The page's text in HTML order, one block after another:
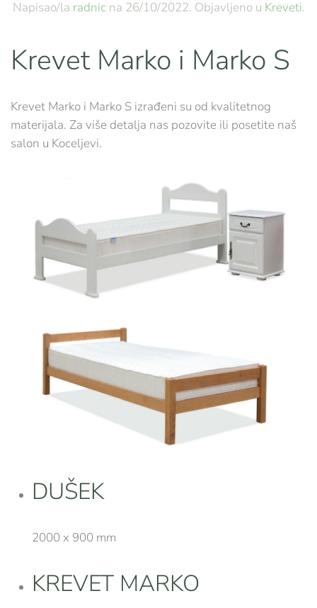
Napisao/la radnic na 26/10/2022. Objavljeno u Kreveti.
Krevet Marko i Marko S
Krevet Marko i Marko S izrađeni su od kvalitetnog
materijala. Za više detalja nas pozovite ili posetite naš
salon u Koceljevi.
DUŠEK
2000 x 900 mm
KREVET MARKO